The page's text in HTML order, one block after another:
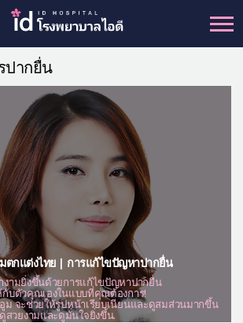
ปากยื่น
ตกแต่งไทย | การแก้ไขปัญหาปากยื่น
งามยิ่งขึ้นด้วยการแก้ไขปัญหาปากยื่น
กับตัวคุณเองในแบบที่คุณต้องการ!
ม จะช่วยให้รูปหน้าเรียบเนียนและดูสมส่วนมากขึ้น
วยงามและดูมั่นใจยิ่งขึ้น.